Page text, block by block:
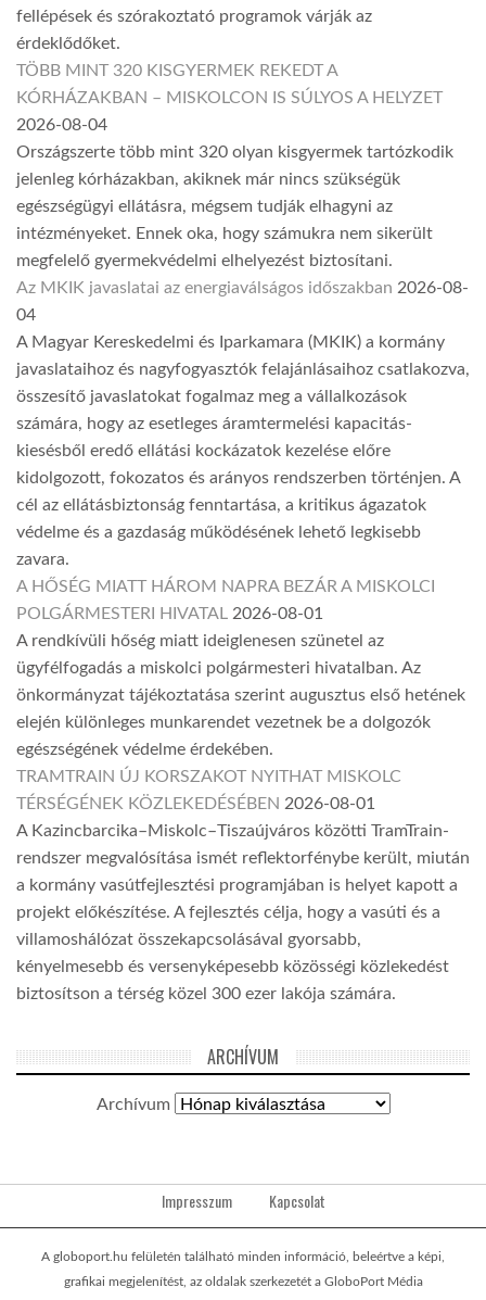
fellépések és szórakoztató programok várják az
érdeklődőket.
TÖBB MINT 320 KISGYERMEK REKEDT A
KÓRHÁZAKBAN – MISKOLCON IS SÚLYOS A HELYZET
2026-08-04
Országszerte több mint 320 olyan kisgyermek tartózkodik
jelenleg kórházakban, akiknek már nincs szükségük
egészségügyi ellátásra, mégsem tudják elhagyni az
intézményeket. Ennek oka, hogy számukra nem sikerült
megfelelő gyermekvédelmi elhelyezést biztosítani.
Az MKIK javaslatai az energiaválságos időszakban 2026-08-
04
A Magyar Kereskedelmi és Iparkamara (MKIK) a kormány
javaslataihoz és nagyfogyasztók felajánlásaihoz csatlakozva,
összesítő javaslatokat fogalmaz meg a vállalkozások
számára, hogy az esetleges áramtermelési kapacitás-
kiesésből eredő ellátási kockázatok kezelése előre
kidolgozott, fokozatos és arányos rendszerben történjen. A
cél az ellátásbiztonság fenntartása, a kritikus ágazatok
védelme és a gazdaság működésének lehető legkisebb
zavara.
A HŐSÉG MIATT HÁROM NAPRA BEZÁR A MISKOLCI
POLGÁRMESTERI HIVATAL 2026-08-01
A rendkívüli hőség miatt ideiglenesen szünetel az
ügyfélfogadás a miskolci polgármesteri hivatalban. Az
önkormányzat tájékoztatása szerint augusztus első hetének
elején különleges munkarendet vezetnek be a dolgozók
egészségének védelme érdekében.
TRAMTRAIN ÚJ KORSZAKOT NYITHAT MISKOLC
TÉRSÉGÉNEK KÖZLEKEDÉSÉBEN 2026-08-01
A Kazincbarcika–Miskolc–Tiszaújváros közötti TramTrain-
rendszer megvalósítása ismét reflektorfénybe került, miután
a kormány vasútfejlesztési programjában is helyet kapott a
projekt előkészítése. A fejlesztés célja, hogy a vasúti és a
villamoshálózat összekapcsolásával gyorsabb,
kényelmesebb és versenyképesebb közösségi közlekedést
biztosítson a térség közel 300 ezer lakója számára.
ARCHÍVUM
Archívum
Impresszum Kapcsolat
A globoport.hu felületén található minden információ, beleértve a képi,
grafikai megjelenítést, az oldalak szerkezetét a GloboPort Média